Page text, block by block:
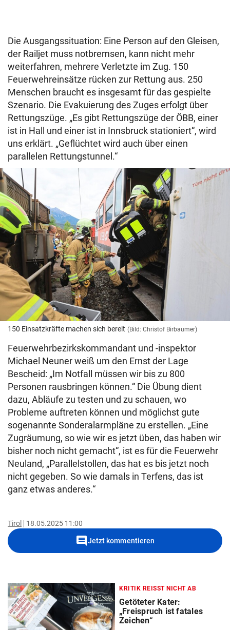
Die Ausgangssituation: Eine Person auf den Gleisen,
der Railjet muss notbremsen, kann nicht mehr
weiterfahren, mehrere Verletzte im Zug. 150
Feuerwehreinsätze rücken zur Rettung aus. 250
Menschen braucht es insgesamt für das gespielte
Szenario. Die Evakuierung des Zuges erfolgt über
Rettungszüge. „Es gibt Rettungszüge der ÖBB, einer
ist in Hall und einer ist in Innsbruck stationiert“, wird
uns erklärt. „Geflüchtet wird auch über einen
parallelen Rettungstunnel.“
150 Einsatzkräfte machen sich bereit (Bild: Christof Birbaumer)
Feuerwehrbezirkskommandant und -inspektor
Michael Neuner weiß um den Ernst der Lage
Bescheid: „Im Notfall müssen wir bis zu 800
Personen rausbringen können.“ Die Übung dient
dazu, Abläufe zu testen und zu schauen, wo
Probleme auftreten können und möglichst gute
sogenannte Sonderalarmpläne zu erstellen. „Eine
Zugräumung, so wie wir es jetzt üben, das haben wir
bisher noch nicht gemacht“, ist es für die Feuerwehr
Neuland, „Parallelstollen, das hat es bis jetzt noch
nicht gegeben. So wie damals in Terfens, das ist
ganz etwas anderes.“
Tirol 18.05.2025 11:00
commentJetzt kommentieren
KRITIK REISST NICHT AB
Getöteter Kater:
„Freispruch ist fatales
Zeichen“